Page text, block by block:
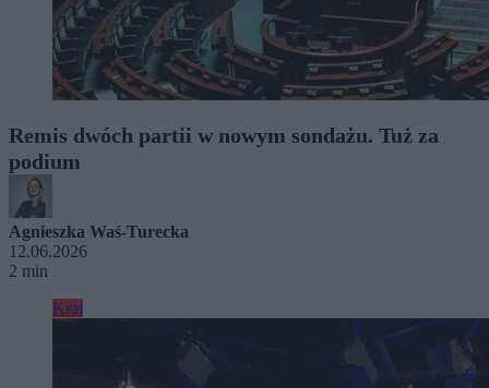
Remis dwóch partii w nowym sondażu. Tuż za
podium
Agnieszka Waś-Turecka
12.06.2026
2 min
Kraj